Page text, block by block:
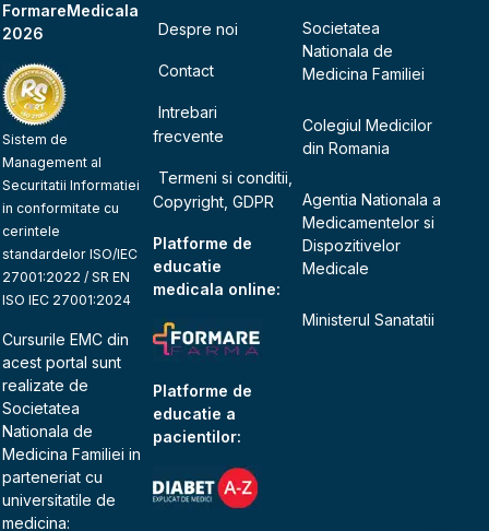
FormareMedicala
2026
Sistem de
Management al
Securitatii Informatiei
in conformitate cu
cerintele
standardelor ISO/IEC
27001:2022 / SR EN
ISO IEC 27001:2024
Cursurile EMC din
acest portal sunt
realizate de
Societatea
Nationala de
Medicina Familiei in
parteneriat cu
universitatile de
medicina:
Despre noi
Contact
Intrebari
frecvente
Termeni si conditii,
Copyright, GDPR
Platforme de
educatie
medicala online:
Platforme de
educatie a
pacientilor:
Societatea
Nationala de
Medicina Familiei
Colegiul Medicilor
din Romania
Agentia Nationala a
Medicamentelor si
Dispozitivelor
Medicale
Ministerul Sanatatii